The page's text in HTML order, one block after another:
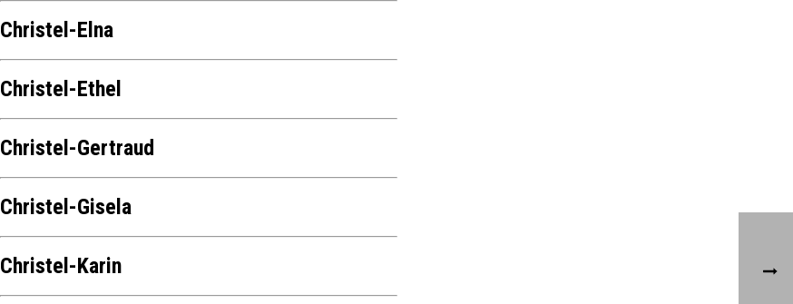
Christel-Elna
Christel-Ethel
Christel-Gertraud
Christel-Gisela
Christel-Karin